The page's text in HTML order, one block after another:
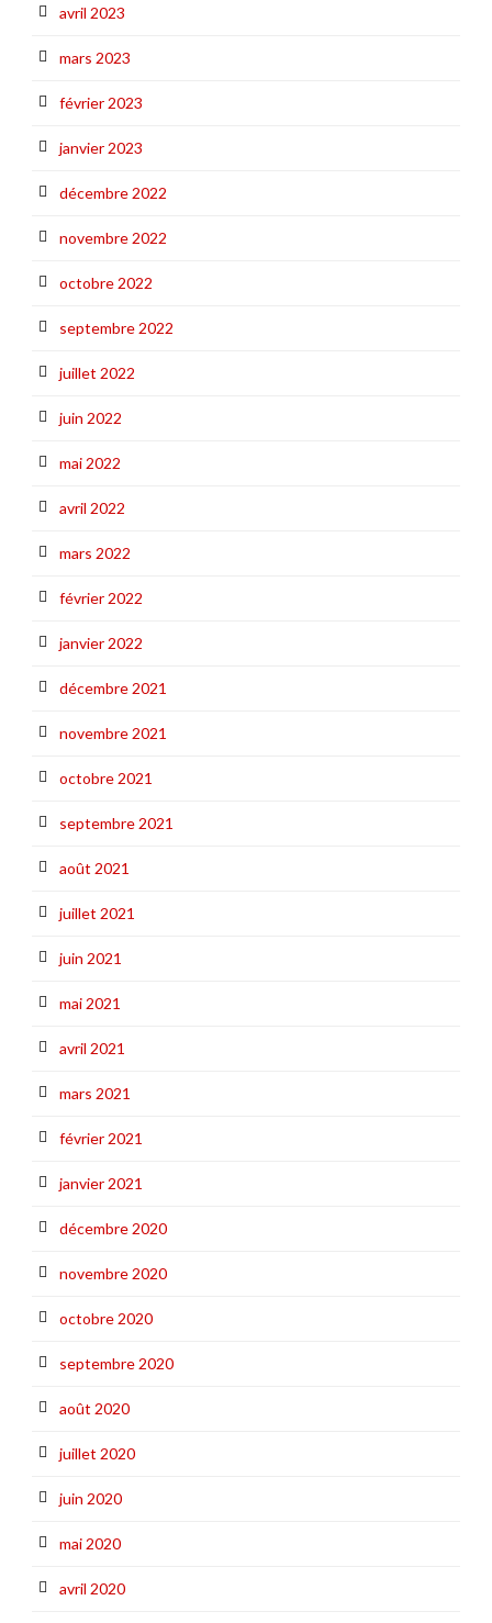
avril 2023
mars 2023
février 2023
janvier 2023
décembre 2022
novembre 2022
octobre 2022
septembre 2022
juillet 2022
juin 2022
mai 2022
avril 2022
mars 2022
février 2022
janvier 2022
décembre 2021
novembre 2021
octobre 2021
septembre 2021
août 2021
juillet 2021
juin 2021
mai 2021
avril 2021
mars 2021
février 2021
janvier 2021
décembre 2020
novembre 2020
octobre 2020
septembre 2020
août 2020
juillet 2020
juin 2020
mai 2020
avril 2020